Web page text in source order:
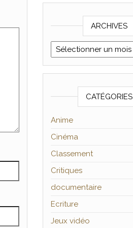
ARCHIVES
Archives
CATÉGORIES
Anime
Cinéma
Classement
Critiques
documentaire
Ecriture
Jeux vidéo